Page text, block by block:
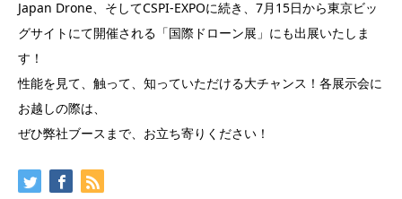
Japan Drone、そしてCSPI-EXPOに続き、7月15日から東京ビッ
グサイトにて開催される「国際ドローン展」にも出展いたしま
す！
性能を見て、触って、知っていただける大チャンス！各展示会に
お越しの際は、
ぜひ弊社ブースまで、お立ち寄りください！